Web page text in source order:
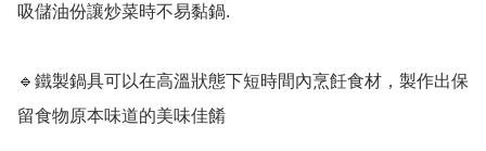
吸儲油份讓炒菜時不易黏鍋.
🔹鐵製鍋具可以在高溫狀態下短時間內烹飪食材，製作出保
留食物原本味道的美味佳餚